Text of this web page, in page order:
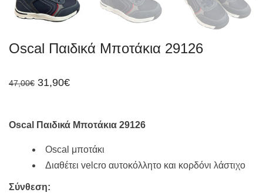
Oscal Παιδικά Μποτάκια 29126
47,00€ Original
31,90€Η
31,90€.
Oscal Παιδικά Μποτάκια 29126
Oscal μποτάκι
Διαθέτει velcro αυτοκόλλητο και κορδόνι λάστιχο
Σύνθεση: